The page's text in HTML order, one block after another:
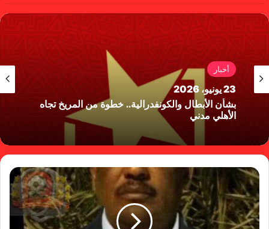
وك
أخبار
23 يونيو، 2026
بشأن الأبطال والكونفدرالية.. خطوة من المريخ تجاه
الأهلي مدني